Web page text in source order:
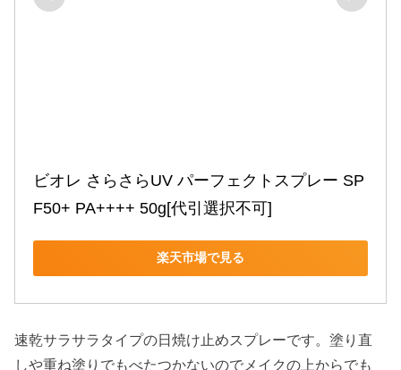
ビオレ さらさらUV パーフェクトスプレー SP
F50+ PA++++ 50g[代引選択不可]
楽天市場で見る
速乾サラサラタイプの日焼け止めスプレーです。塗り直
しや重ね塗りでもべたつかないのでメイクの上からでも